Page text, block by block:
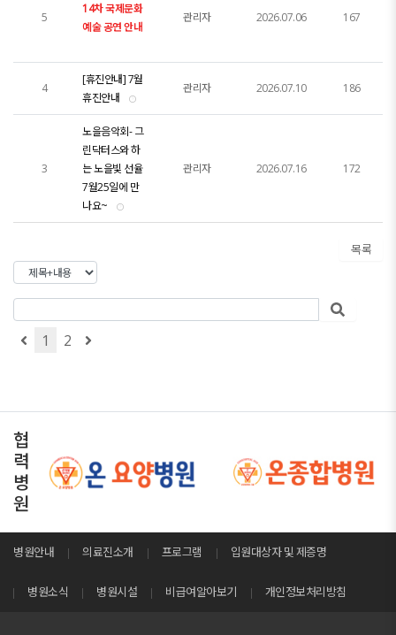
5
14차 국제문화
예술 공연 안내
관리자 2026.07.06 167
4
[휴진안내] 7월
휴진안내
관리자 2026.07.10 186
3
노을음악회- 그
린닥터스와 하
는 노을빛 선율
7월25일에 만
나요~
관리자 2026.07.16 172
목록
1 2
협
력
병
원
병원안내 의료진소개 프로그램 입원대상자 및 제증명
병원소식 병원시설 비급여알아보기 개인정보처리방침